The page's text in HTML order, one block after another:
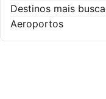
Destinos mais
Aeroportos